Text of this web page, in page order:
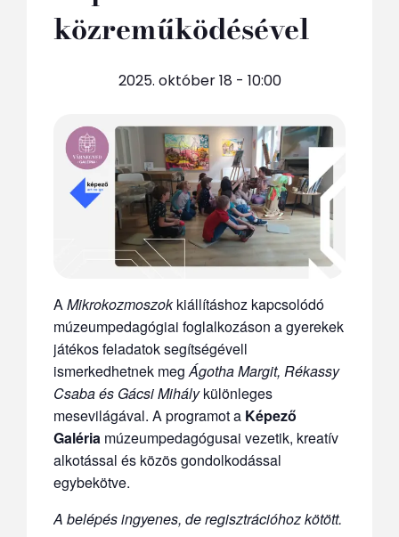
közreműködésével
2025. október 18 - 10:00
AMikrokozmoszokkiállításhoz kapcsolódó
múzeumpedagógiai foglalkozáson a gyerekek
játékos feladatok segítségévell
ismerkedhetnek megÁgotha Margit, Rékassy
Csaba és Gácsi Mihálykülönleges
mesevilágával. A programot a Képező
Galéria múzeumpedagógusai vezetik, kreatív
alkotással és közös gondolkodással
egybekötve.
A belépés ingyenes, de regisztrációhoz kötött.